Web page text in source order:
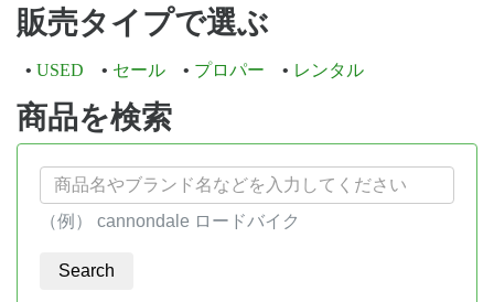
販売タイプで選ぶ
USED セール プロパー レンタル
商品を検索
（例） cannondale ロードバイク